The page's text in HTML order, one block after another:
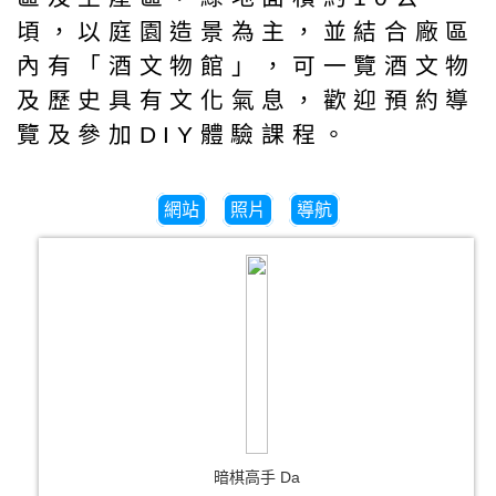
頃，以庭園造景為主，並結合廠區
內有「酒文物館」，可一覽酒文物
及歷史具有文化氣息，歡迎預約導
覽及參加DIY體驗課程。
網站 照片 導航
暗棋高手 Da